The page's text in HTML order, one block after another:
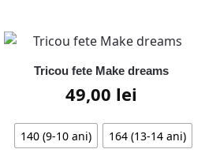
Tricou fete Make dreams
49,00 lei
140 (9-10 ani) 164 (13-14 ani)